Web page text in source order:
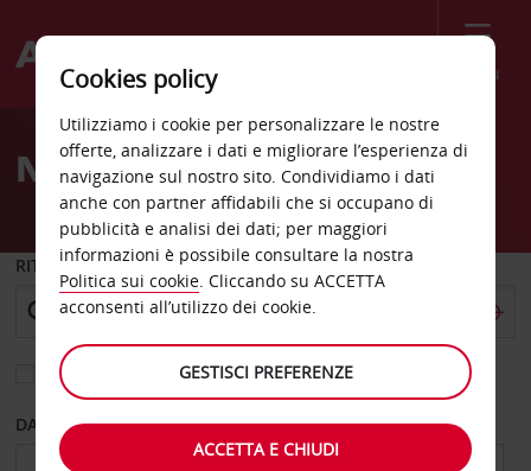
Menù
Welcome
AvisNoleggio auto Isando
RITIRO DA
Scegli una località di riconsegna diversa
DAL GIORNO AL GIORNO
Cookies policy
Utilizziamo i cookie per personalizzare le nostre
offerte, analizzare i dati e migliorare l’esperienza di
navigazione sul nostro sito. Condividiamo i dati
anche con partner affidabili che si occupano di
pubblicità e analisi dei dati; per maggiori
informazioni è possibile consultare la nostra
Politica sui cookie. Cliccando su ACCETTA
acconsenti all’utilizzo dei cookie.
GESTISCI PREFERENZE
ACCETTA E CHIUDI